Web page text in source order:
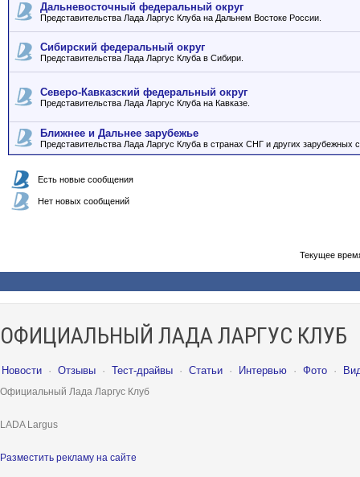
Дальневосточный федеральный округ
Представительства Лада Ларгус Клуба на Дальнем Востоке России.
Сибирский федеральный округ
Представительства Лада Ларгус Клуба в Сибири.
Северо-Кавказский федеральный округ
Представительства Лада Ларгус Клуба на Кавказе.
Ближнее и Дальнее зарубежье
Представительства Лада Ларгус Клуба в странах СНГ и других зарубежных
Есть новые сообщения
Нет новых сообщений
Текущее
ОФИЦИАЛЬНЫЙ ЛАДА ЛАРГУС КЛУБ
Новости · Отзывы · Тест-драйвы · Статьи · Интервью · Фото ·
Официальный Лада Ларгус Клуб
LADA Largus
Разместить рекламу на сайте